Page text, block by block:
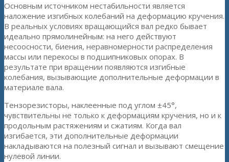
Основным источником нестабильности является
наложение изгибных колебаний на деформацию кручения.
В реальных условиях вращающийся вал редко бывает
идеально прямолинейным: на него действуют
несоосности, биения, неравномерности распределения
массы или перекосы в подшипниковых опорах. В
результате при вращении появляются изгибные
колебания, вызывающие дополнительные деформации в
материале вала.
Тензорезисторы, наклеенные под углом ±45°,
чувствительны не только к деформациям кручения, но и к
продольным растяжениям и сжатиям. Когда вал
изгибается, эти дополнительные деформации
накладываются на полезный сигнал и вызывают смещение
нулевой линии.